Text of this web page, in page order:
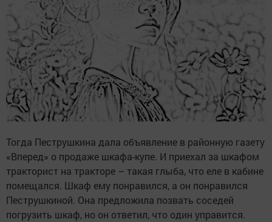
Тогда Пеструшкина дала объявление в районную газету
«Вперед» о продаже шкафа-купе. И приехал за шкафом
тракторист на тракторе – такая глыба, что еле в кабине
помещался. Шкаф ему понравился, а он понравился
Пеструшкиной. Она предложила позвать соседей
погрузить шкаф, но он ответил, что один управится.